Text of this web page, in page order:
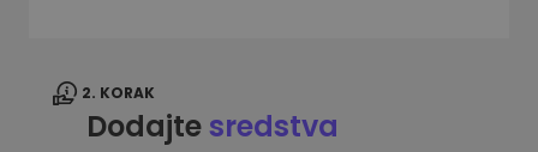
2. KORAK
Dodajtesredstva